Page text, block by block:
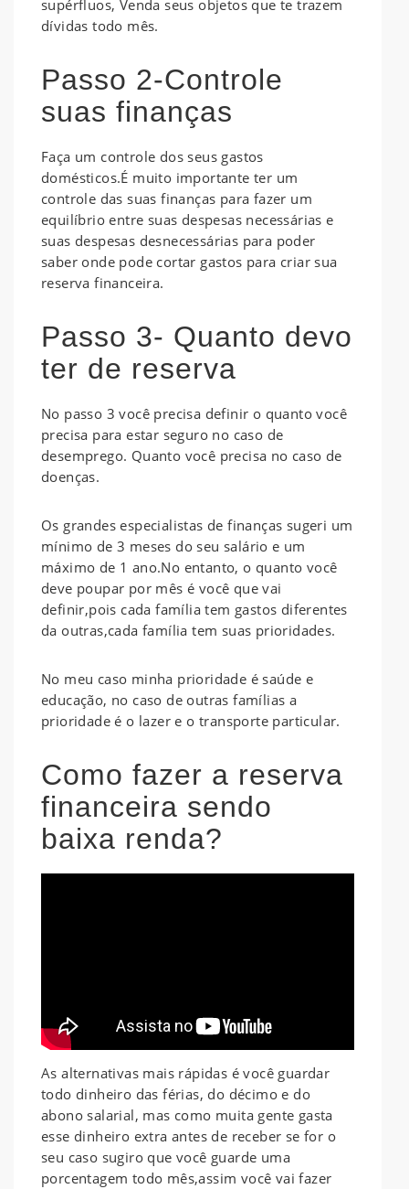
supérfluos, Venda seus objetos que te trazem
dívidas todo mês.
Passo 2-Controle
suas finanças
Faça um controle dos seus gastos
domésticos.É muito importante ter um
controle das suas finanças para fazer um
equilíbrio entre suas despesas necessárias e
suas despesas desnecessárias para poder
saber onde pode cortar gastos para criar sua
reserva financeira.
Passo 3- Quanto devo
ter de reserva
No passo 3 você precisa definir o quanto você
precisa para estar seguro no caso de
desemprego. Quanto você precisa no caso de
doenças.
Os grandes especialistas de finanças sugeri um
mínimo de 3 meses do seu salário e um
máximo de 1 ano.No entanto, o quanto você
deve poupar por mês é você que vai
definir,pois cada família tem gastos diferentes
da outras,cada família tem suas prioridades.
No meu caso minha prioridade é saúde e
educação, no caso de outras famílias a
prioridade é o lazer e o transporte particular.
Como fazer a reserva
financeira sendo
baixa renda?
As alternativas mais rápidas é você guardar
todo dinheiro das férias, do décimo e do
abono salarial, mas como muita gente gasta
esse dinheiro extra antes de receber se for o
seu caso sugiro que você guarde uma
porcentagem todo mês,assim você vai fazer